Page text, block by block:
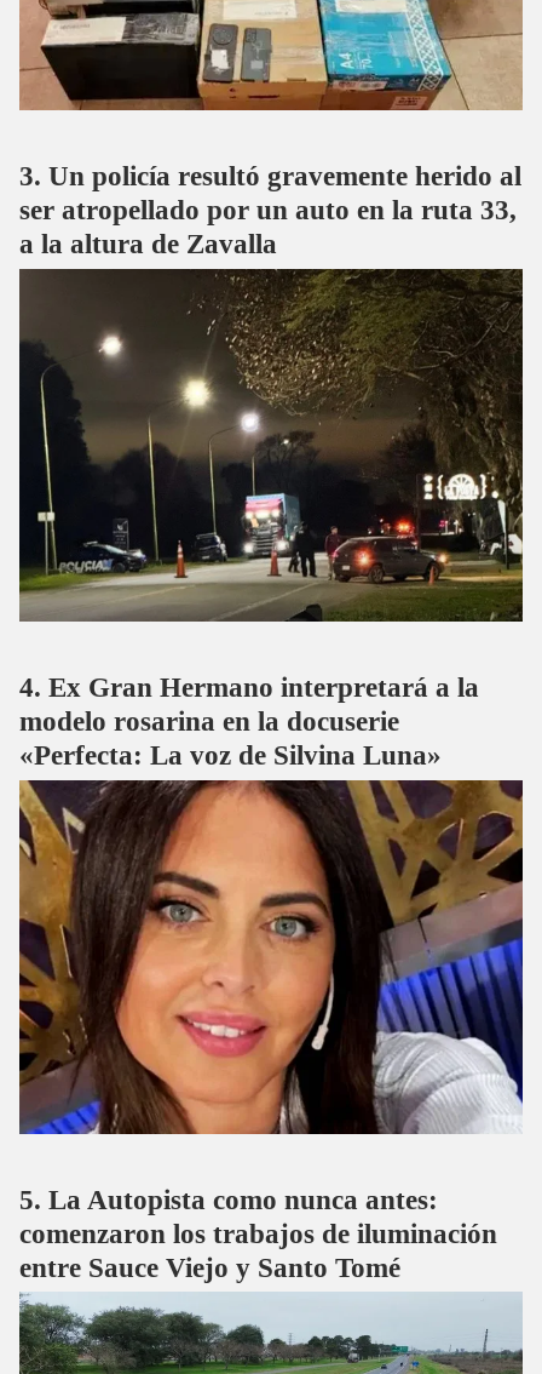
Un policía resultó gravemente herido al
ser atropellado por un auto en la ruta 33,
a la altura de Zavalla
Ex Gran Hermano interpretará a la
modelo rosarina en la docuserie
«Perfecta: La voz de Silvina Luna»
La Autopista como nunca antes:
comenzaron los trabajos de iluminación
entre Sauce Viejo y Santo Tomé